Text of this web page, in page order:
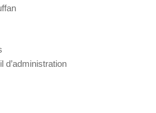
d’administration